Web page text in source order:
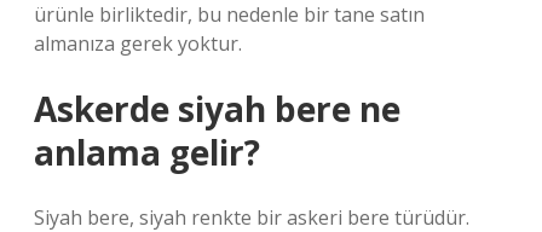
ürünle birliktedir, bu nedenle bir tane satın
almanıza gerek yoktur.
Askerde siyah bere ne
anlama gelir?
Siyah bere, siyah renkte bir askeri bere türüdür.